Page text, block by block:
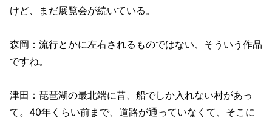
けど、まだ展覧会が続いている。
森岡：流行とかに左右されるものではない、そういう作品
ですね。
津田：琵琶湖の最北端に昔、船でしか入れない村があっ
て。40年くらい前まで、道路が通っていなくて、そこに